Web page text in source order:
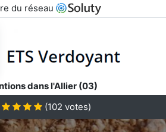
du réseau
dans l'Allier (03)
(102 votes)